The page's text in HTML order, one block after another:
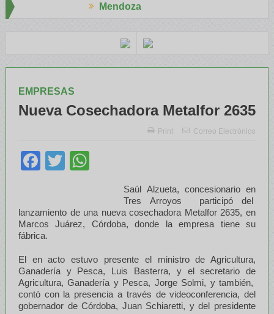
Mendoza
EMPRESAS
Nueva Cosechadora Metalfor 2635
Print Correo Electrónico
Facebook
Twitter
Saúl Alzueta, concesionario en
Tres Arroyos participó del
lanzamiento de una nueva cosechadora Metalfor 2635, en
Marcos Juárez, Córdoba, donde la empresa tiene su
fábrica.
El en acto estuvo presente el ministro de Agricultura,
Ganadería y Pesca, Luis Basterra, y el secretario de
Agricultura, Ganadería y Pesca, Jorge Solmi, y también,
contó con la presencia a través de videoconferencia, del
gobernador de Córdoba, Juan Schiaretti, y del presidente